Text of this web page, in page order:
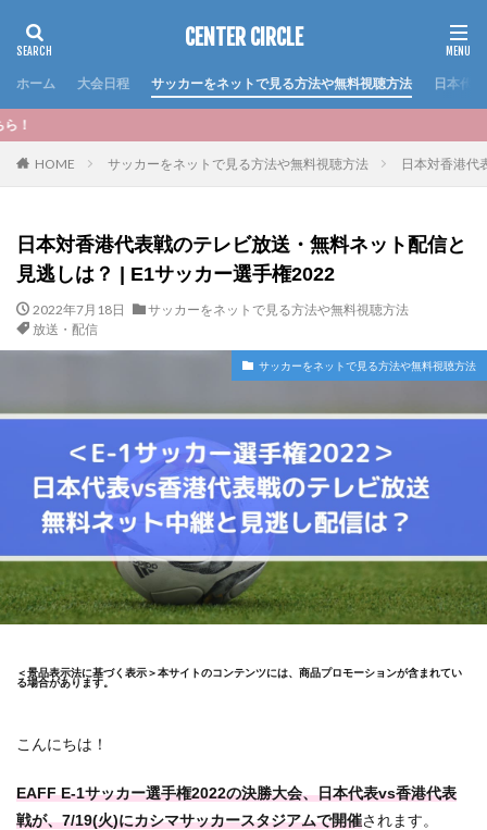
CENTER CIRCLE
ホーム 大会日程 サッカーをネットで見る方法や無料視聴方法 日本代表
HOME サッカーをネットで見る方法や無料視聴方法 日本対香港代
日本対香港代表戦のテレビ放送・無料ネット配信と
見逃しは？ | E1サッカー選手権2022
2022年7月18日
サッカーをネットで見る方法や無料視聴方法
放送・配信
サッカーをネットで見る方法や無料視聴方法
＜景品表示法に基づく表示＞本サイトのコンテンツには、商品プロモーションが含まれてい
る場合があります。
こんにちは！
EAFF E-1サッカー選手権2022の決勝大会、日本代表vs香港代表
戦が、7/19(火)にカシマサッカースタジアムで開催されます。